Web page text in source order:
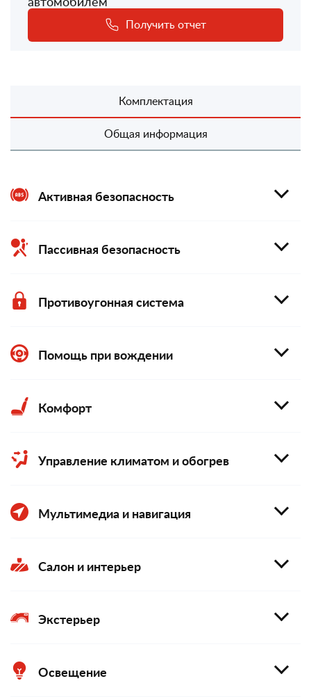
Получить отчет
Комплектация
Общая информация
Активная безопасность
Пассивная безопасность
Противоугонная система
Помощь при вождении
Комфорт
Управление климатом и обогрев
Мультимедиа и навигация
Салон и интерьер
Экстерьер
Освещение